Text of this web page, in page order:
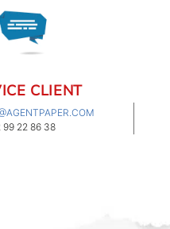
CLIENT
99 22 86 38